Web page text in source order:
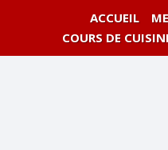
ACCUEIL
COURS DE